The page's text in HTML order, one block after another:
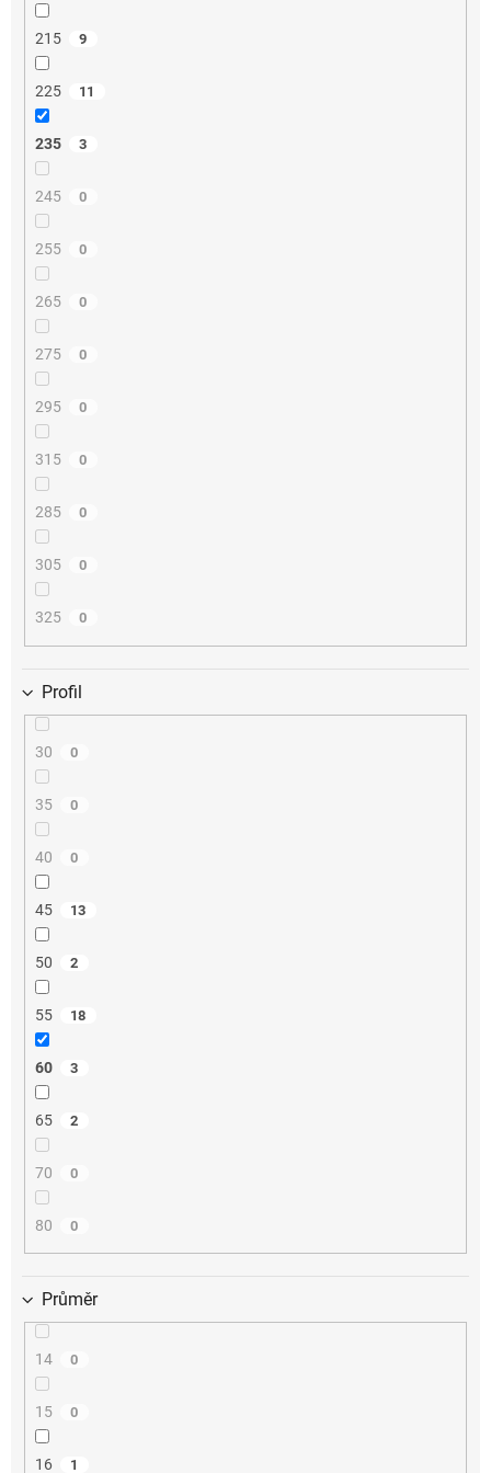
215 9
225 11
235 3
245 0
255 0
265 0
275 0
295 0
315 0
285 0
305 0
325 0
Profil
30 0
35 0
40 0
45 13
50 2
55 18
60 3
65 2
70 0
80 0
Průměr
14 0
15 0
16 1